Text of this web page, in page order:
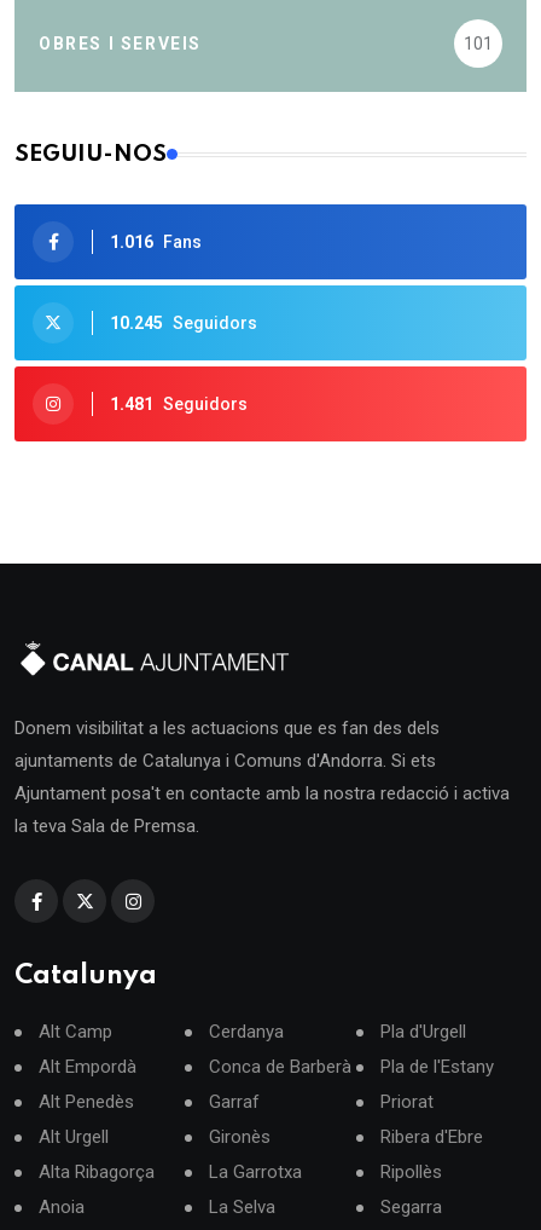
OBRES I SERVEIS 101
SEGUIU-NOS
1.016 Fans
10.245 Seguidors
1.481 Seguidors
Donem visibilitat a les actuacions que es fan des dels
ajuntaments de Catalunya i Comuns d'Andorra. Si ets
Ajuntament posa't en contacte amb la nostra redacció i activa
la teva Sala de Premsa.
Catalunya
Alt Camp
Alt Empordà
Alt Penedès
Alt Urgell
Alta Ribagorça
Anoia
Cerdanya
Conca de Barberà
Garraf
Gironès
La Garrotxa
La Selva
Pla d'Urgell
Pla de l'Estany
Priorat
Ribera d'Ebre
Ripollès
Segarra